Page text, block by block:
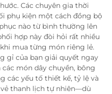
Các chuyên gia thời
phụ kiện một cách đồng bộ
nào từ bình thường lên
hợp này đòi hỏi rất nhiều
mua từng món riêng lẻ.
gỉ của bạn giải quyết ngay
món dây chuyền, bông
các yếu tố thiết kế, tỷ lệ và
thanh lịch tự nhiên—dù